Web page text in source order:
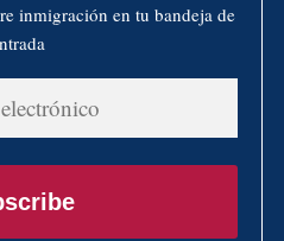
inmigración en tu bandeja de